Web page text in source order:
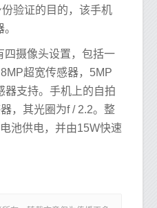
验证的目的，该手机
四摄像头设置，包括一
超宽传感器，5MP
器支持。手机上的自拍
，其光圈为f / 2.2。整
池供电，并由15W快速